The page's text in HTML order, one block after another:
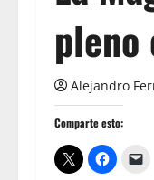
pleno
Alejandro
Comparte esto: